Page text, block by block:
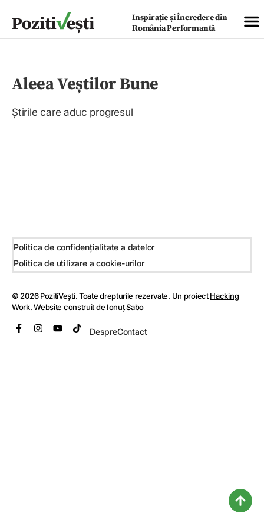
Inspirație și Încredere din
România Performantă
Aleea Veștilor Bune
Știrile care aduc progresul
Politica de confidențialitate a datelor
Politica de utilizare a cookie-urilor
© 2026 PozitiVești. Toate drepturile rezervate. Un proiectHacking
Work. Website construit de Ionuț Sabo
DespreContact